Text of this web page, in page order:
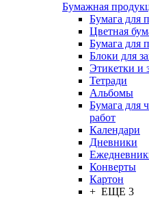
Бумажная
Бумага для
Цветная
Бумага для
Блоки для
Этикетки и
Тетради
Альбомы
Бумага для
работ
Календари
Дневники
Конверты
Картон
+ ЕЩЕ 3